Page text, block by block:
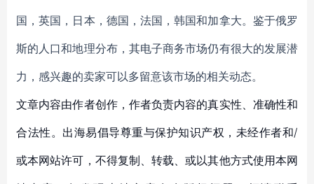
国，英国，日本，德国，法国，韩国和加拿大。鉴于俄罗
斯的人口和地理分布， 其电子商务市场仍有很大的发展潜
力，感兴趣的卖家可以多留意该市场的相关动态。
文章内容由作者创作，作者负责内容的真实性、准确性和
合法性。出海易倡导尊重与保护知识产权，未经作者和/
或本网站许可，不得复制、转载、或以其他方式使用本网